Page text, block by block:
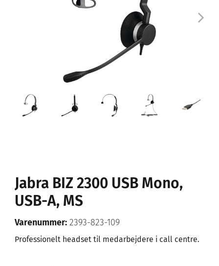
Jabra BIZ 2300 USB Mono,
USB-A, MS
Varenummer: 2393-823-109
Professionelt headset til medarbejdere i call centre.